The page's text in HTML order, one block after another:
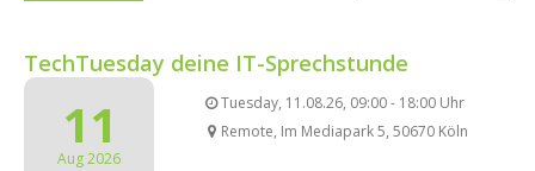
TechTuesday deine IT-Sprechstunde
11
Aug 2026
Tuesday, 11.08.26, 09:00 - 18:00 Uhr
Remote, Im Mediapark 5, 50670 Köln